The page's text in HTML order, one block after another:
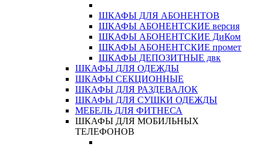
ШКАФЫ ДЛЯ АБОНЕНТОВ
ШКАФЫ АБОНЕНТСКИЕ версия
ШКАФЫ АБОНЕНТСКИЕ ДиКом
ШКАФЫ АБОНЕНТСКИЕ промет
ШКАФЫ ДЕПОЗИТНЫЕ двк
ШКАФЫ ДЛЯ ОДЕЖДЫ
ШКАФЫ СЕКЦИОННЫЕ
ШКАФЫ ДЛЯ РАЗДЕВАЛОК
ШКАФЫ ДЛЯ СУШКИ ОДЕЖДЫ
МЕБЕЛЬ ДЛЯ ФИТНЕСА
ШКАФЫ ДЛЯ МОБИЛЬНЫХ
ТЕЛЕФОНОВ